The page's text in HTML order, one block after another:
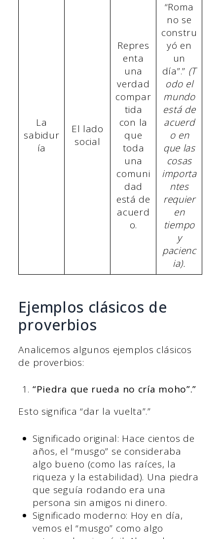
La
sabidur
ía
El lado
social
Repres
enta
una
verdad
compar
tida
con la
que
toda
una
comuni
dad
está de
acuerd
o.
“Roma
no se
constru
yó en
un
día”.” (T
odo el
mundo
está de
acuerd
o en
que las
cosas
importa
ntes
requier
en
tiempo
y
pacienc
ia).
Ejemplos clásicos de
proverbios
Analicemos algunos ejemplos clásicos
de proverbios:
“Piedra que rueda no cría moho”.”
Esto significa “dar la vuelta”.”
Significado original: Hace cientos de
años, el “musgo” se consideraba
algo bueno (como las raíces, la
riqueza y la estabilidad). Una piedra
que seguía rodando era una
persona sin amigos ni dinero.
Significado moderno: Hoy en día,
vemos el “musgo” como algo